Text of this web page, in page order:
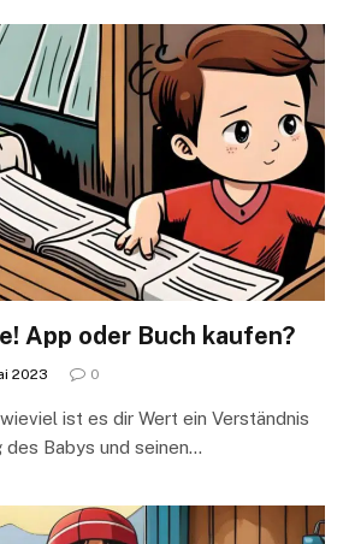
App oder Buch kaufen?
2023 0
ist es dir Wert ein Verständnis
Babys und seinen…